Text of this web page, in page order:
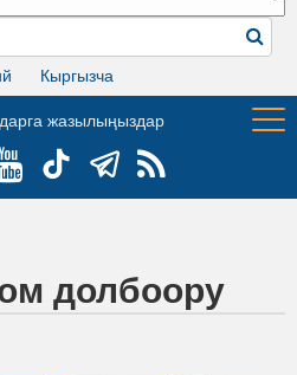
Кыргызча
жазылыңыздар
долбоору